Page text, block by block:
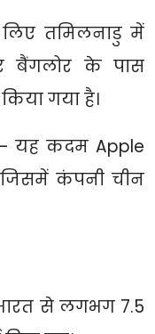
लिए तमिलनाडु में
बैंगलोर के पास
गया है।
यह कदम Apple
जिसमें कंपनी चीन
से लगभग 7.5